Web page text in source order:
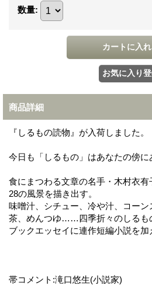
数量:
商品詳細
『しるもの読物』が入荷しました。
今日も「しるもの」はあなたの傍に
食にまつわる文章の名手・木村衣
28の風景を描き出す。
味噌汁、シチュー、冷や汁、コー
茶、めんつゆ……四季折々のしるも
ブックエッセイに連作短編小説を
帯コメント:滝口悠生(小説家)